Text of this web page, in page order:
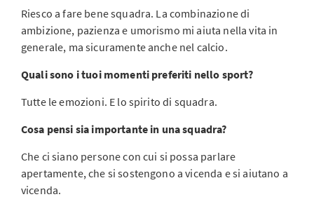
Riesco a fare bene squadra. La combinazione di
ambizione, pazienza e umorismo mi aiuta nella vita in
generale, ma sicuramente anche nel calcio.
Quali sono i tuoi momenti preferiti nello sport?
Tutte le emozioni. E lo spirito di squadra.
Cosa pensi sia importante in una squadra?
Che ci siano persone con cui si possa parlare
apertamente, che si sostengono a vicenda e si aiutano a
vicenda.